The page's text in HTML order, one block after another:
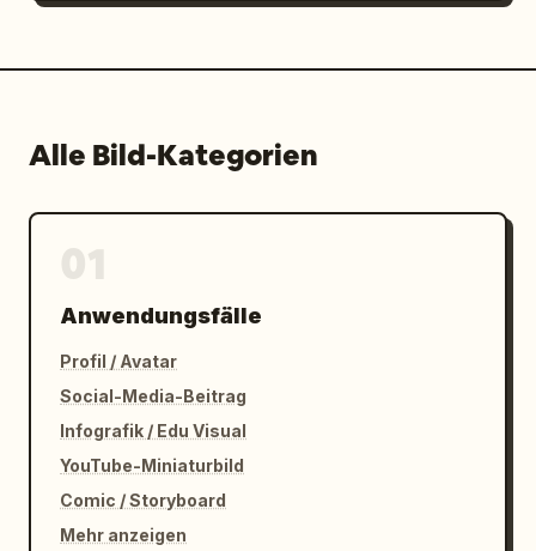
Alle Bild-Kategorien
Anwendungsfälle
Profil / Avatar
Social-Media-Beitrag
Infografik / Edu Visual
YouTube-Miniaturbild
Comic / Storyboard
Mehr anzeigen